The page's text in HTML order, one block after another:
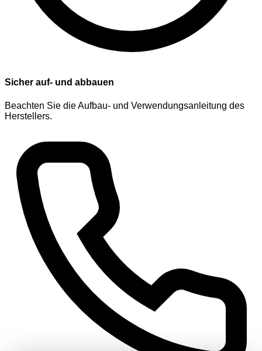
Sicher auf- und abbauen
Beachten Sie die Aufbau- und Verwendungsanleitung des
Herstellers.